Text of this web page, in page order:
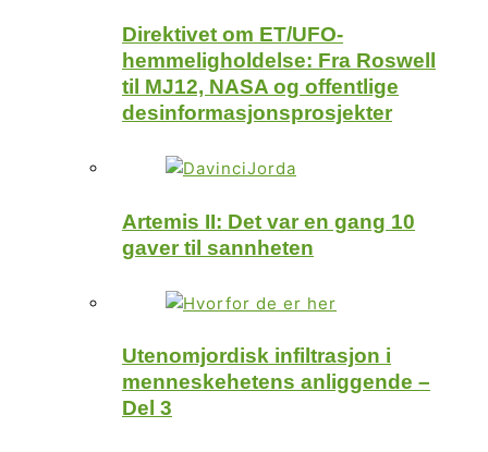
Direktivet om ET/UFO-
hemmeligholdelse: Fra Roswell
til MJ12, NASA og offentlige
desinformasjonsprosjekter
Artemis II: Det var en gang 10
gaver til sannheten
Utenomjordisk infiltrasjon i
menneskehetens anliggende –
Del 3